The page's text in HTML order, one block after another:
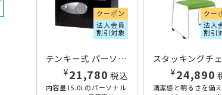
クーポン
法人会員
割引対象
テンキー式 パーソナルセキュリティ保管庫 15L W350×D270×H220 ブラック
¥21,780 税込
内容量15.0Lのパーソナル
クー
法人
割引
¥24,890
清潔感と明るさを備